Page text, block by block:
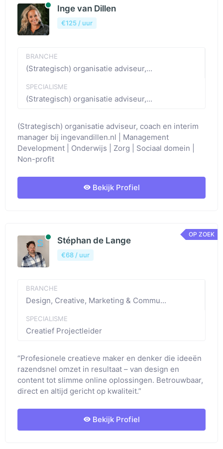
Beschibaar
Inge van Dillen
€125 / uur
BRANCHE
(Strategisch) organisatie adviseur,...
SPECIALISME
(Strategisch) organisatie adviseur,...
(Strategisch) organisatie adviseur, coach en interim
manager bij ingevandillen.nl | Management
Development | Onderwijs | Zorg | Sociaal domein |
Non-profit
Bekijk Profiel
OP ZOEK
Beschibaar
Stéphan de Lange
€68 / uur
BRANCHE
Design, Creative, Marketing & Commu...
SPECIALISME
Creatief Projectleider
“Profesionele creatieve maker en denker die ideeën
razendsnel omzet in resultaat – van design en
content tot slimme online oplossingen. Betrouwbaar,
direct en altijd gericht op kwaliteit.”
Bekijk Profiel